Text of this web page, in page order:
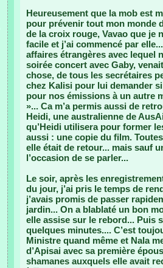
Heureusement que la mob est
pour prévenir tout mon monde
de la croix rouge, Vavao que je
facile et j’ai commencé par
affaires étrangères avec lequel
soirée concert avec Gaby,
chose, de tous les secrétaires
chez Kalisi pour lui demander
pour nos émissions à un autre
»... Ca m’a permis aussi de
Heidi, une australienne de
qu’Heidi utilisera pour former
aussi : une copie du film.
elle était de retour... mais sauf
l’occasion de se parler...
Le soir, après les
du jour, j’ai pris le temps de
j’avais promis de passer
jardin... On a blablaté un bon
elle assise sur le rebord... Puis
quelques minutes.... C’est
Ministre quand même et Nala
d’Apisai avec sa première
shamanes auxquels elle avait